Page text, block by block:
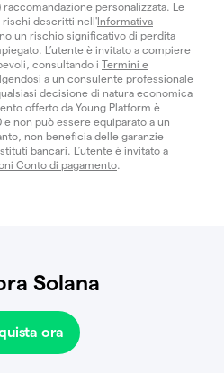
raccomandazione personalizzata. Le
rischi descritti nell'Informativa
un rischio significativo di perdita
L’utente è invitato a compiere
consultando i Termini e
a un consulente professionale
decisione di natura economica
offerto da Young Platform è
non può essere equiparato a un
non beneficia delle garanzie
bancari. L’utente è invitato a
Conto di pagamento.
Solana
ora